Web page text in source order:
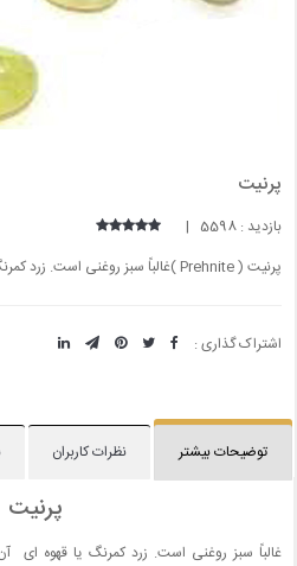
پرنیت
بازدید : 5598 |
پرنیت ( Prehnite )غالباً سبز روغنی است. زرد کمرنگ یا قهوه ای آن هم دیده می شود.
اشتراک گذاری :
توضیحات بیشتر نظرات کاربران
پرنیت
غالباً سبز روغنی است. زرد کمرنگ یا قهوه